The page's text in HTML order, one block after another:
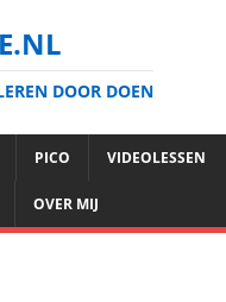
DOOR DOEN
PICO VIDEOLESSEN
OVER MIJ